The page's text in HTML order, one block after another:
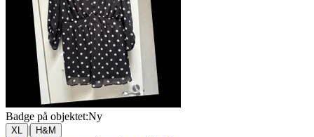
Badge på objektet:Ny
XL | H&M